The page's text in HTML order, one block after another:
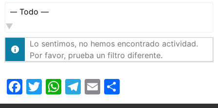
Mostrar:
Lo sentimos, no hemos encontrado actividad.
Por favor, prueba un filtro diferente.
Facebook
Twitter
WhatsApp
Telegram
Email